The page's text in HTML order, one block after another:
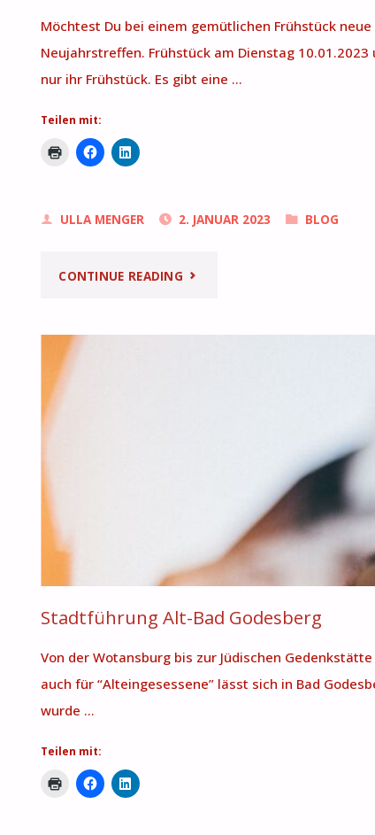
Möchtest Du bei einem gemütlichen Frühstück
Neujahrstreffen. Frühstück am Dienstag
nur ihr Frühstück. Es gibt eine …
Teilen mit:
ULLA MENGER 2. JANUAR 2023 BLOG
CONTINUE READING "NEUJAHRSFRÜHSTÜCK"
Stadtführung Alt-Bad Godesberg
Von der Wotansburg bis zur Jüdischen
auch für “Alteingesessene” lässt sich in Bad
wurde …
Teilen mit: